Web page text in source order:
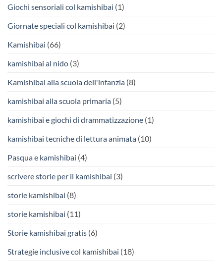
Giochi sensoriali col kamishibai (1)
Giornate speciali col kamishibai (2)
Kamishibai (66)
kamishibai al nido (3)
Kamishibai alla scuola dell'infanzia (8)
kamishibai alla scuola primaria (5)
kamishibai e giochi di drammatizzazione (1)
kamishibai tecniche di lettura animata (10)
Pasqua e kamishibai (4)
scrivere storie per il kamishibai (3)
storie kamishibai (8)
storie kamishibai (11)
Storie kamishibai gratis (6)
Strategie inclusive col kamishibai (18)